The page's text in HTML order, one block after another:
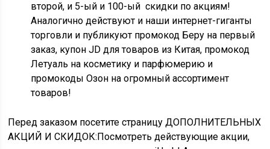
второй, и 5-ый и 100-ый скидки по акциям!
Аналогично действуют и наши интернет-гиганты
торговли и публикуют промокод Беру на первый
заказ, купон JD для товаров из Китая, промокод
Летуаль на косметику и парфюмерию и
промокоды Озон на огромный ассортимент
товаров!
Перед заказом посетите страницу ДОПОЛНИТЕЛЬНЫХ
АКЦИЙ И СКИДОК:Посмотреть действующие акции,